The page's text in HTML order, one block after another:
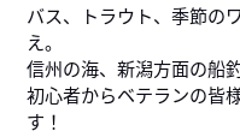
バス、トラウト、季節の
え。
信州の海、新潟方面の船
初心者からベテランの皆
す！